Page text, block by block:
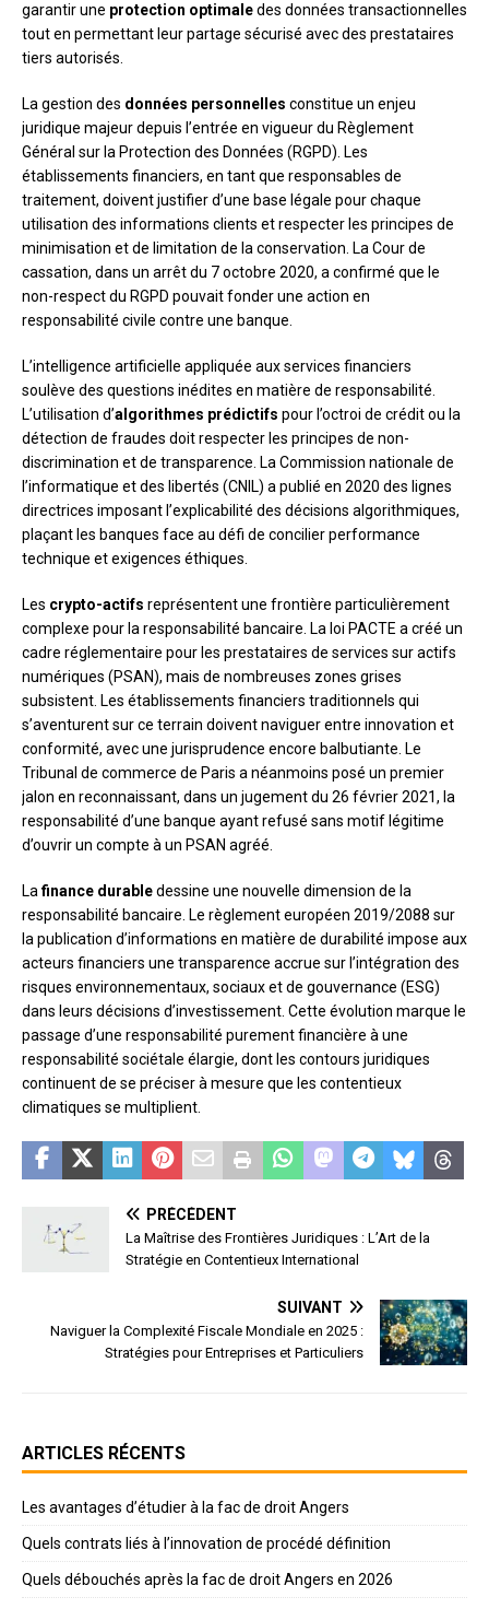
garantir une protection optimaledes données transactionnelles
tout en permettant leur partage sécurisé avec des prestataires
tiers autorisés.
La gestion des données personnelles constitue un enjeu
juridique majeur depuis l’entrée en vigueur du Règlement
Général sur la Protection des Données (RGPD). Les
établissements financiers, en tant que responsables de
traitement, doivent justifier d’une base légale pour chaque
utilisation des informations clients et respecter les principes de
minimisation et de limitation de la conservation. La Cour de
cassation, dans un arrêt du 7 octobre 2020, a confirmé que le
non-respect du RGPD pouvait fonder une action en
responsabilité civile contre une banque.
L’intelligence artificielle appliquée aux services financiers
soulève des questions inédites en matière de responsabilité.
L’utilisation d’algorithmes prédictifs pour l’octroi de crédit ou la
détection de fraudes doit respecter les principes de non-
discrimination et de transparence. La Commission nationale de
l’informatique et des libertés (CNIL) a publié en 2020 des lignes
directrices imposant l’explicabilité des décisions algorithmiques,
plaçant les banques face au défi de concilier performance
technique et exigences éthiques.
Les crypto-actifs représentent une frontière particulièrement
complexe pour la responsabilité bancaire. La loi PACTE a créé un
cadre réglementaire pour les prestataires de services sur actifs
numériques (PSAN), mais de nombreuses zones grises
subsistent. Les établissements financiers traditionnels qui
s’aventurent sur ce terrain doivent naviguer entre innovation et
conformité, avec une jurisprudence encore balbutiante. Le
Tribunal de commerce de Paris a néanmoins posé un premier
jalon en reconnaissant, dans un jugement du 26 février 2021, la
responsabilité d’une banque ayant refusé sans motif légitime
d’ouvrir un compte à un PSAN agréé.
Lafinance durabledessine une nouvelle dimension de la
responsabilité bancaire. Le règlement européen 2019/2088 sur
la publication d’informations en matière de durabilité impose aux
acteurs financiers une transparence accrue sur l’intégration des
risques environnementaux, sociaux et de gouvernance (ESG)
dans leurs décisions d’investissement. Cette évolution marque le
passage d’une responsabilité purement financière à une
responsabilité sociétale élargie, dont les contours juridiques
continuent de se préciser à mesure que les contentieux
climatiques se multiplient.
PRÉCÉDENT
La Maîtrise des Frontières Juridiques : L’Art de la
Stratégie en Contentieux International
SUIVANT
Naviguer la Complexité Fiscale Mondiale en 2025 :
Stratégies pour Entreprises et Particuliers
ARTICLES RÉCENTS
Les avantages d’étudier à la fac de droit Angers
Quels contrats liés à l’innovation de procédé définition
Quels débouchés après la fac de droit Angers en 2026